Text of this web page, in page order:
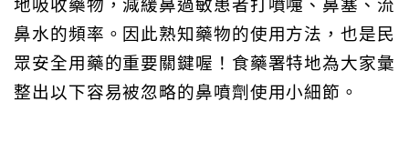
地吸收藥物，減緩鼻過敏患者打噴嚏、鼻塞、流
鼻水的頻率。因此熟知藥物的使用方法，也是民
眾安全用藥的重要關鍵喔！食藥署特地為大家彙
整出以下容易被忽略的鼻噴劑使用小細節。